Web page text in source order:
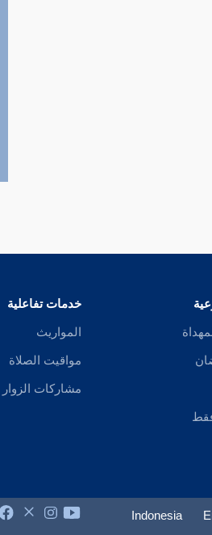
خدمات تفاعلية
المواريث
مواقيت الصلاة
مشاركات الزوار
Indonesia